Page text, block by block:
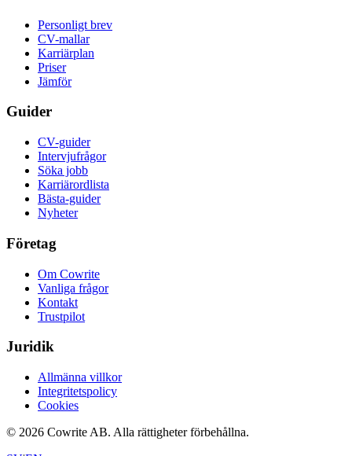
Personligt brev
CV-mallar
Karriärplan
Priser
Jämför
Guider
CV-guider
Intervjufrågor
Söka jobb
Karriärordlista
Bästa-guider
Nyheter
Företag
Om Cowrite
Vanliga frågor
Kontakt
Trustpilot
Juridik
Allmänna villkor
Integritetspolicy
Cookies
© 2026 Cowrite AB. Alla rättigheter förbehållna.